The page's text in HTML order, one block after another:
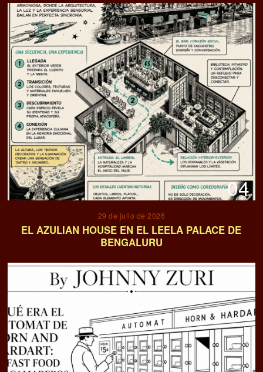
04
29 de julio de 2026
EL AZULIAN HOUSE EN EL LEELA PALACE DE
BENGALURU